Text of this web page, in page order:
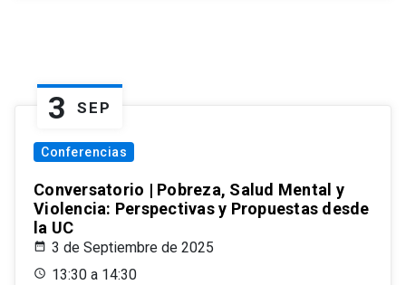
3 SEP
Conferencias
Conversatorio | Pobreza, Salud Mental y
Violencia: Perspectivas y Propuestas desde
la UC
3 de Septiembre de 2025
13:30 a 14:30